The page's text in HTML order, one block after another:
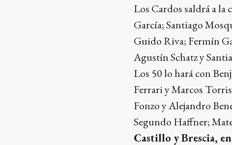
Los Cardos saldrá a la
García; Santiago
Guido Riva; Fermín
Agustín Schatz y
Los 50 lo hará con
Ferrari y Marcos
Fonzo y Alejandro
Segundo Haffner;
Castillo y Brescia,